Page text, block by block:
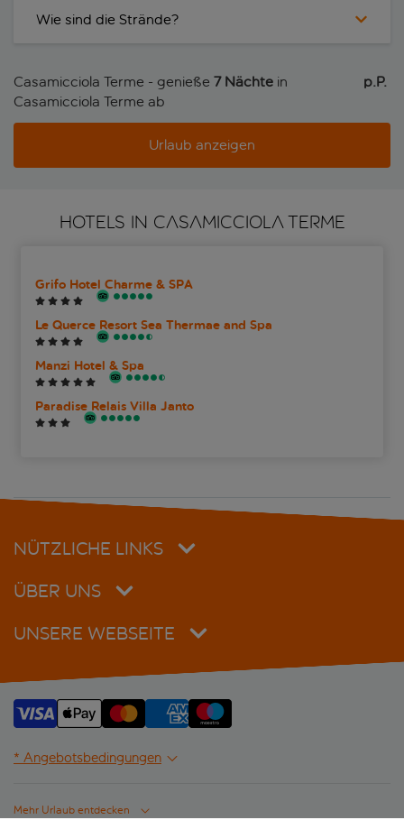
Wie sind die Strände?
Casamicciola Terme - genieße 7 Nächte in
Casamicciola Terme ab
p.P.
Urlaub anzeigen
HOTELS IN CASAMICCIOLA TERME
Grifo Hotel Charme & SPA
Le Querce Resort Sea Thermae and Spa
Manzi Hotel & Spa
Paradise Relais Villa Janto
NÜTZLICHE LINKS
ÜBER UNS
UNSERE WEBSEITE
* Angebotsbedingungen
Mehr Urlaub entdecken